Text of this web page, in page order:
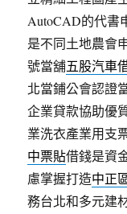
AutoCAD的代書
是不同土地農會
號當舖五股汽車
北當鋪公會認證
企業貸款協助優
業洗衣產業用支
中票貼借錢是資
慮掌握打造中正
務台北和多元建